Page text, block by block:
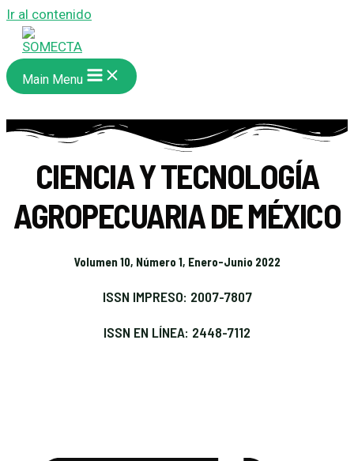
Ir al contenido
Main Menu
CIENCIA Y TECNOLOGÍA
AGROPECUARIA DE MÉXICO
Volumen 10, Número 1, Enero-Junio 2022
ISSN IMPRESO: 2007-7807
ISSN EN LÍNEA: 2448-7112